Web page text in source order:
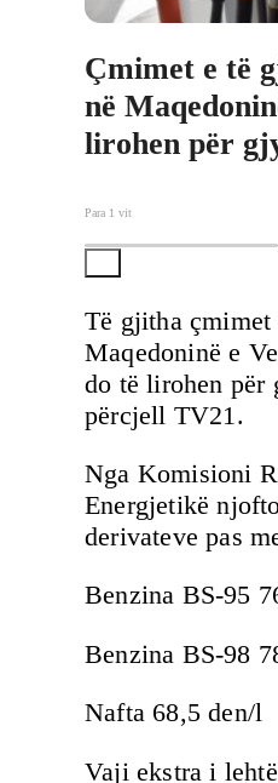
Çmimet e të
në
lirohen për
Para 1 vit
Të gjitha çmimet
Maqedoninë e
do të lirohen për
përcjell TV21.
Nga Komisioni
Energjetikë
derivateve pas
Benzina BS-95
Benzina BS-98
Nafta 68,5 den/l
Vaji ekstra i